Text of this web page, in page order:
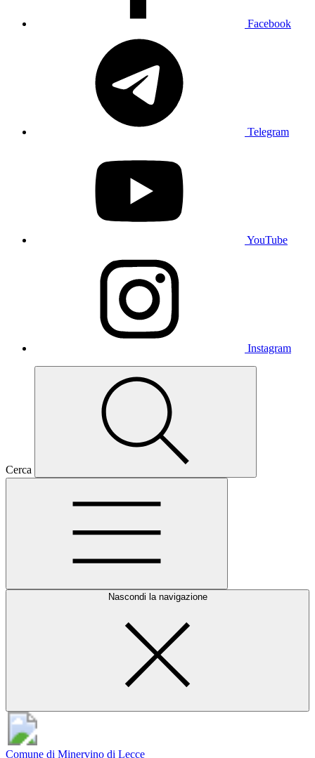
Facebook
Telegram
YouTube
Instagram
Cerca
Nascondi la navigazione
Comune di Minervino di Lecce